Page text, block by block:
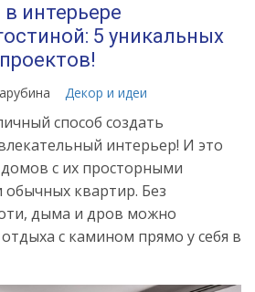
интерьере
5 уникальных
Декор и идеи
способ создать
интерьер! И это
домов с их просторными
квартир. Без
дыма и дров можно
с камином прямо у себя в